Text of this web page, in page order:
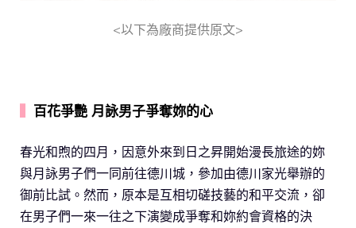
<以下為廠商提供原文>
百花爭艷 月詠男子爭奪妳的心
春光和煦的四月，因意外來到日之昇開始漫長旅途的妳
與月詠男子們一同前往德川城，參加由德川家光舉辦的
御前比試。然而，原本是互相切磋技藝的和平交流，卻
在男子們一來一往之下演變成爭奪和妳約會資格的決